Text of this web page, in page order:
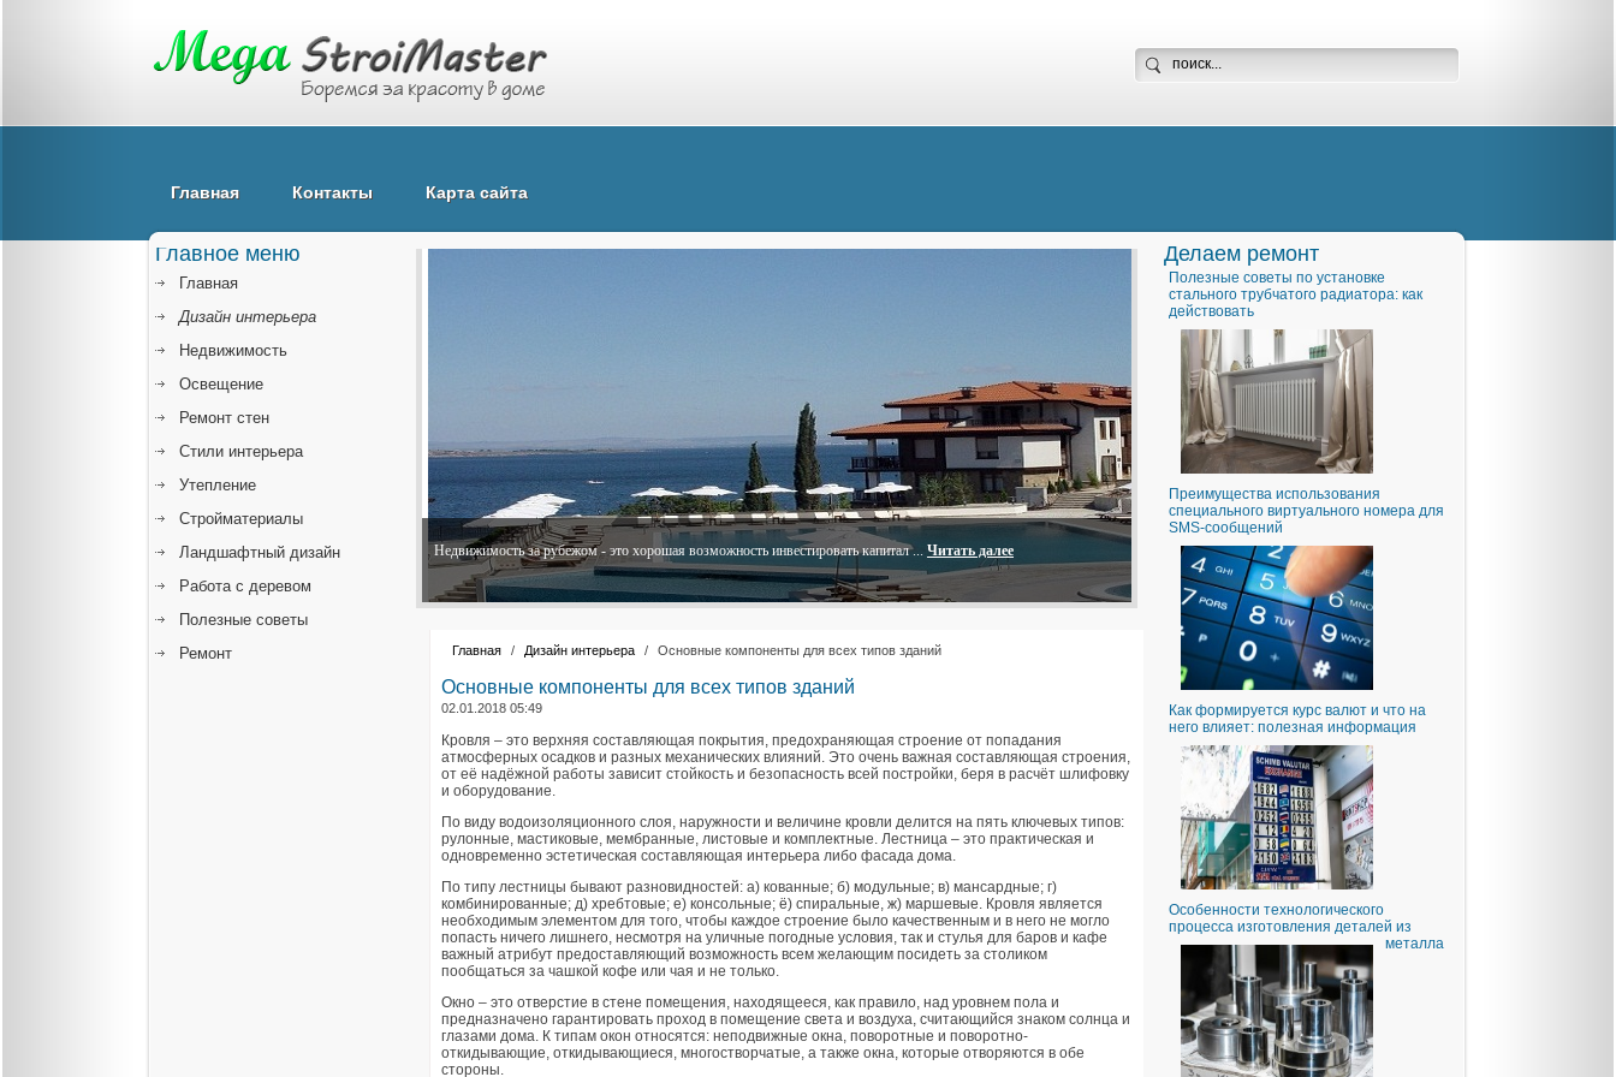
Главная Контакты Карта сайта
Недвижимость за рубежом - это хорошая возможность инвестировать капитал ... Читать далее
Главная / Дизайн интерьера / Основные компоненты для всех типов зданий
Основные компоненты для всех типов зданий
02.01.2018 05:49
Кровля – это верхняя составляющая покрытия, предохраняющая строение от попадания
атмосферных осадков и разных механических влияний. Это очень важная составляющая строения,
от её надёжной работы зависит стойкость и безопасность всей постройки, беря в расчёт шлифовку
и оборудование.
По виду водоизоляционного слоя, наружности и величине кровли делится на пять ключевых типов:
рулонные, мастиковые, мембранные, листовые и комплектные. Лестница – это практическая и
одновременно эстетическая составляющая интерьера либо фасада дома.
По типу лестницы бывают разновидностей: а) кованные; б) модульные; в) мансардные; г)
комбинированные; д) хребтовые; е) консольные; ё) спиральные, ж) маршевые. Кровля является
необходимым элементом для того, чтобы каждое строение было качественным и в него не могло
попасть ничего лишнего, несмотря на уличные погодные условия, так и стулья для баров и кафе
важный атрибут предоставляющий возможность всем желающим посидеть за столиком
пообщаться за чашкой кофе или чая и не только.
Окно – это отверстие в стене помещения, находящееся, как правило, над уровнем пола и
предназначено гарантировать проход в помещение света и воздуха, считающийся знаком солнца и
глазами дома. К типам окон относятся: неподвижные окна, поворотные и поворотно-
откидывающие, откидывающиеся, многостворчатые, а также окна, которые отворяются в обе
стороны.
Главное меню
Главная
Дизайн интерьера
Недвижимость
Освещение
Ремонт стен
Стили интерьера
Утепление
Стройматериалы
Ландшафтный дизайн
Работа с деревом
Полезные советы
Ремонт
Делаем ремонт
Полезные советы по установке
стального трубчатого радиатора: как
действовать
Преимущества использования
специального виртуального номера для
SMS-сообщений
Как формируется курс валют и что на
него влияет: полезная информация
Особенности технологического
процесса изготовления деталей из
металла